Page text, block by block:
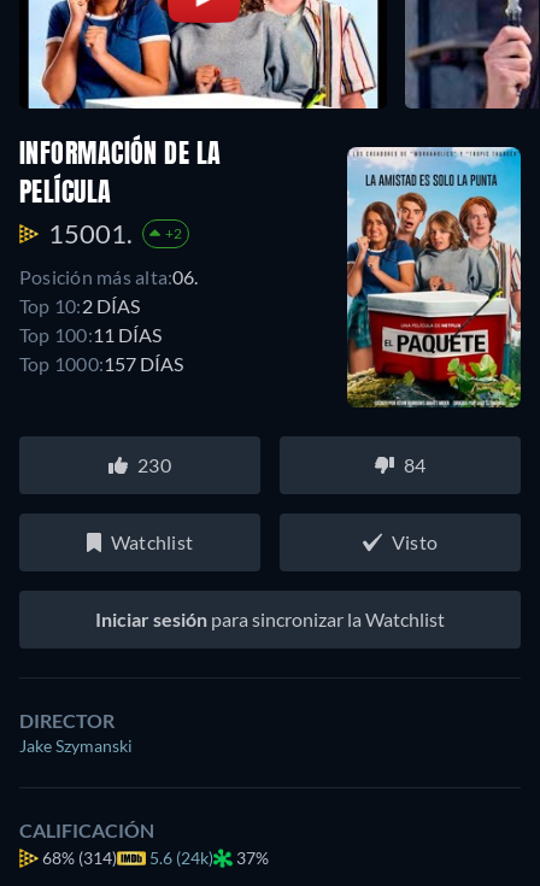
INFORMACIÓN DE LA
PELÍCULA
15001. +2
Posición más alta:06.
Top 10:2 DÍAS
Top 100:11 DÍAS
Top 1000:157 DÍAS
230 84
Watchlist Visto
Iniciar sesión para sincronizar la Watchlist
DIRECTOR
Jake Szymanski
CALIFICACIÓN
68% (314) 5.6 (24k) 37%